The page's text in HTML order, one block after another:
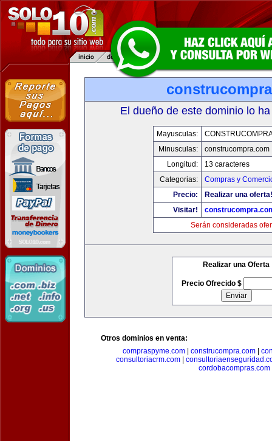
El dueño de este dominio lo
Mayusculas:
Minusculas:
construcompra.com
Longitud:
13 caracteres
Categorias:
Compras y
Precio:
Realizar una oferta!
Visitar!
Serán consideradas
Realizar una Oferta
Precio Ofrecido $
Otros dominios en venta:
compraspyme.com
construcompra.com
consultoriacrm.com|
cordobacompras.com